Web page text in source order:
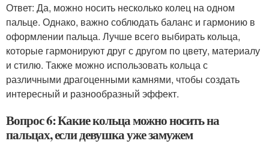
Ответ: Да, можно носить несколько колец на одном
пальце. Однако, важно соблюдать баланс и гармонию в
оформлении пальца. Лучше всего выбирать кольца,
которые гармонируют друг с другом по цвету, материалу
и стилю. Также можно использовать кольца с
различными драгоценными камнями, чтобы создать
интересный и разнообразный эффект.
Вопрос 6: Какие кольца можно носить на
пальцах, если девушка уже замужем